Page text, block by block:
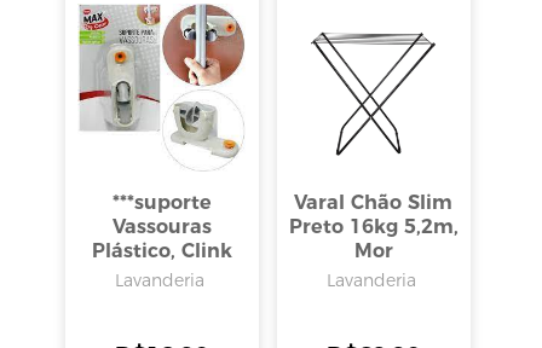
***suporte
Vassouras
Plástico, Clink
Lavanderia
Varal Chão Slim
Preto 16kg 5,2m,
Mor
Lavanderia